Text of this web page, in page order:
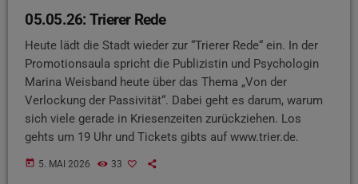
05.05.26: Trierer Rede
Heute lädt die Stadt wieder zur “Trierer Rede“ ein. In der
Promotionsaula spricht die Publizistin und Psychologin
Marina Weisband heute über das Thema „Von der
Verlockung der Passivität“. Dabei geht es darum, warum
sich viele gerade in Kriesenzeiten zurückziehen. Los
gehts um 19 Uhr und Tickets gibts auf www.trier.de.
today 5. MAI 2026 33